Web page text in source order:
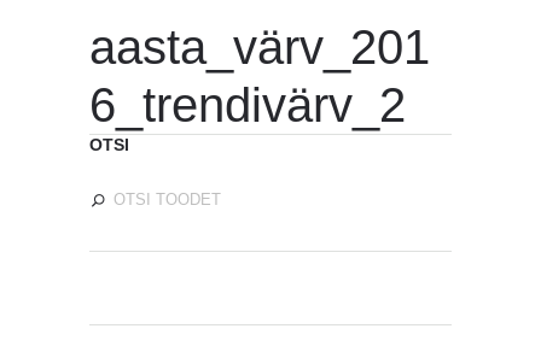
aasta_värv_201
6_trendivärv_2
OTSI